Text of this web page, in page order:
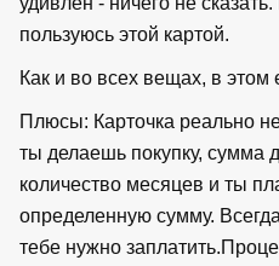
пользуюсь этой картой.
Как и во всех вещах, в
Плюсы: Карточка реально
ты делаешь покупку, сумма
количество месяцев и ты
определенную сумму.
тебе нужно